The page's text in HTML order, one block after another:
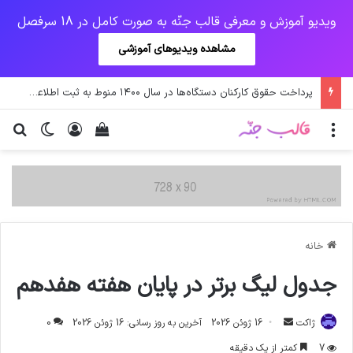
ویدیو آموزش و معرفی قالب جنّه به صورت کامل در 18 سرفصل
مشاهده ویدیوهای آموزشی
پرداخت حقوق کارکنان دستگاه‌ها در سال ۱۴۰۰ منوط به ثبت اطلاعات کارکنان در سامانه شد
تغییر ورود
دیدن سبد خرید منو
خانه
جدول لیگ برتر در پایان هفته هفدهم
ژاکت
ارسال
ایمیل
16 ژوئن 2026 آخرین به روز رسانی: 16 ژوئن 2026
0
7
کمتر از یک دقیقه